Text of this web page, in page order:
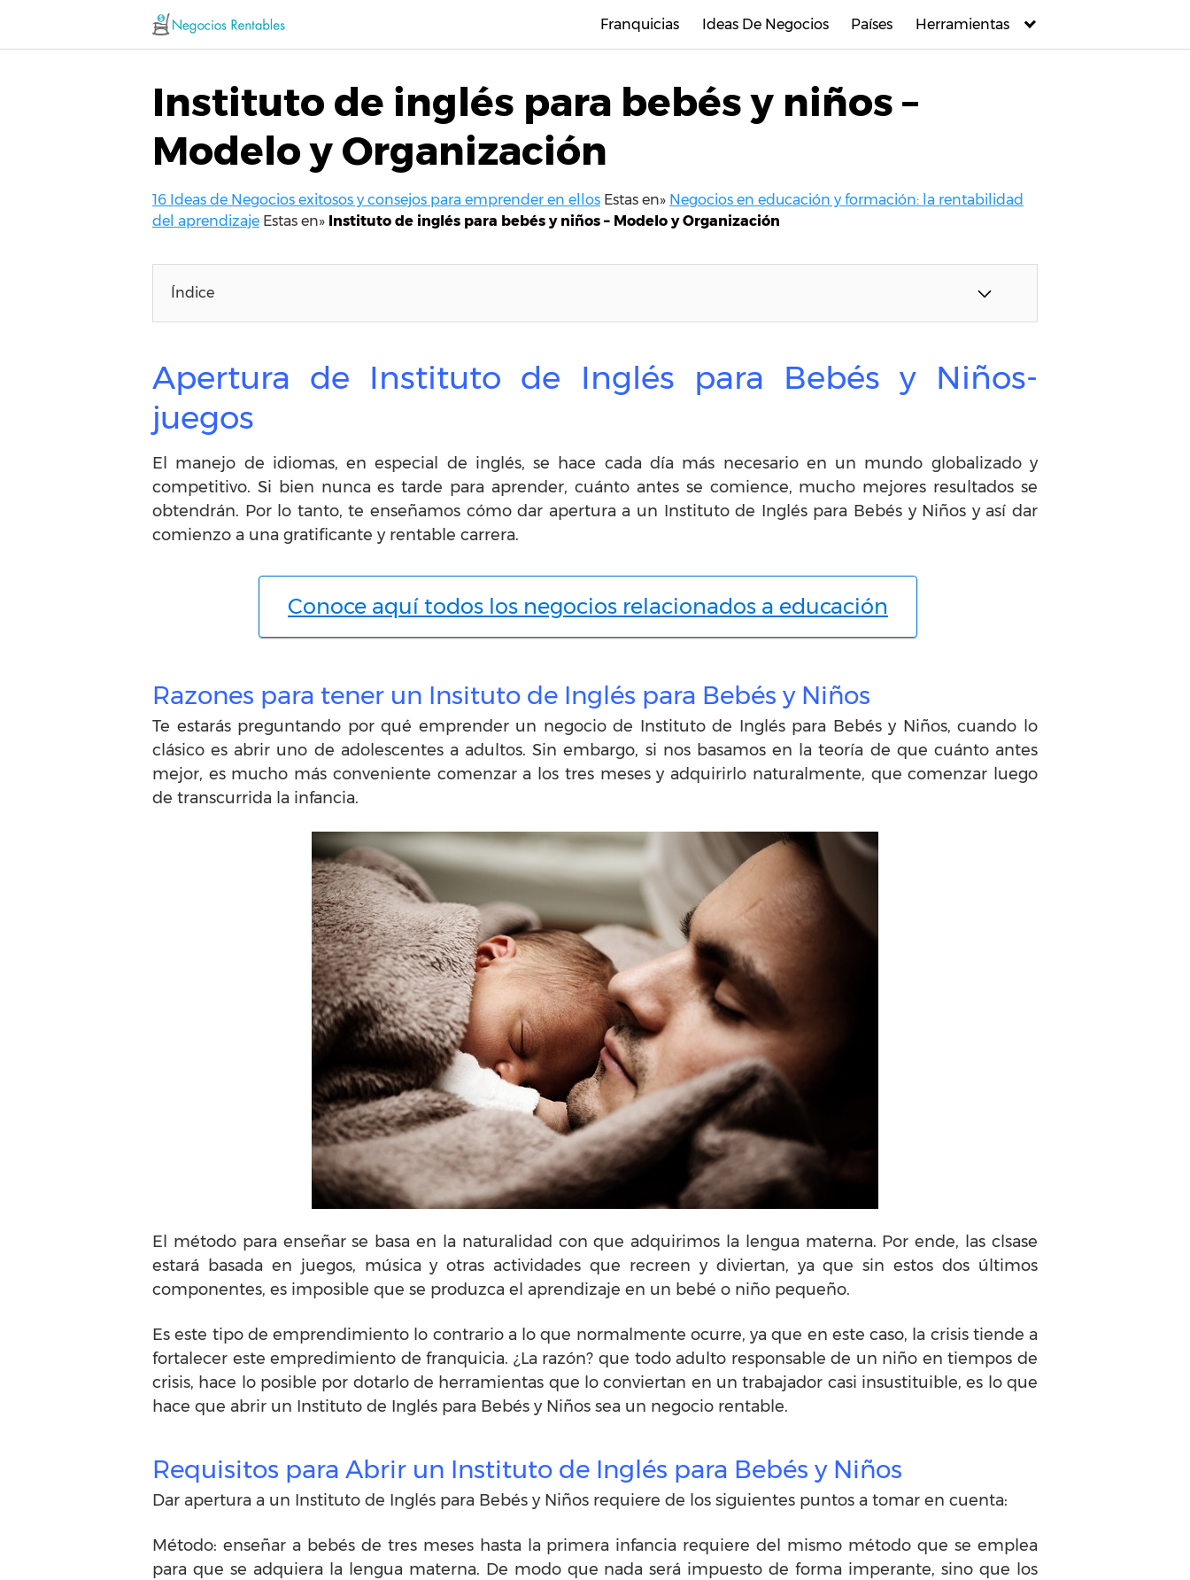
contenido
Franquicias Ideas De Negocios Países Herramientas
Instituto de inglés para bebés y niños –
Modelo y Organización
16 Ideas de Negocios exitosos y consejos para emprender en ellos Estas en» Negocios en educación y formación: la rentabilidad
del aprendizaje Estas en» Instituto de inglés para bebés y niños – Modelo y Organización
Índice
Apertura de Instituto de Inglés para Bebés y Niños-
juegos
El manejo de idiomas, en especial de inglés, se hace cada día más necesario en un mundo globalizado y
competitivo. Si bien nunca es tarde para aprender, cuánto antes se comience, mucho mejores resultados se
obtendrán. Por lo tanto, te enseñamos cómo dar apertura a un Instituto de Inglés para Bebés y Niños y así dar
comienzo a una gratificante y rentable carrera.
Conoce aquí todos los negocios relacionados a educación
Razones para tener un Insituto de Inglés para Bebés y Niños
Te estarás preguntando por qué emprender un negocio de Instituto de Inglés para Bebés y Niños, cuando lo
clásico es abrir uno de adolescentes a adultos. Sin embargo, si nos basamos en la teoría de que cuánto antes
mejor, es mucho más conveniente comenzar a los tres meses y adquirirlo naturalmente, que comenzar luego
de transcurrida la infancia.
El método para enseñar se basa en la naturalidad con que adquirimos la lengua materna. Por ende, las clsase
estará basada en juegos, música y otras actividades que recreen y diviertan, ya que sin estos dos últimos
componentes, es imposible que se produzca el aprendizaje en un bebé o niño pequeño.
Es este tipo de emprendimiento lo contrario a lo que normalmente ocurre, ya que en este caso, la crisis tiende a
fortalecer este empredimiento de franquicia. ¿La razón? que todo adulto responsable de un niño en tiempos de
crisis, hace lo posible por dotarlo de herramientas que lo conviertan en un trabajador casi insustituible, es lo que
hace que abrir un Instituto de Inglés para Bebés y Niños sea un negocio rentable.
Requisitos para Abrir un Instituto de Inglés para Bebés y Niños
Dar apertura a un Instituto de Inglés para Bebés y Niños requiere de los siguientes puntos a tomar en cuenta:
Método: enseñar a bebés de tres meses hasta la primera infancia requiere del mismo método que se emplea
para que se adquiera la lengua materna. De modo que nada será impuesto de forma imperante, sino que los